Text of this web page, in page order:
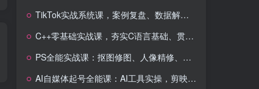
TikTok实战系统课，案例复盘、数据解析、运营执行，从0到1构建千万级电商体系（更新）
C++零基础实战课，夯实C语言基础、贯穿游戏项目、掌握开发思维，学成可挑战月薪15K+岗位
PS全能实战课：抠图修图、人像精修、电商美工，0基础变身设计达人
AI自媒体起号全能课：AI工具实操，剪映技巧，多平台带货，0基础快速变现